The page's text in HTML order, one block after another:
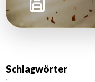
Schlagwörter